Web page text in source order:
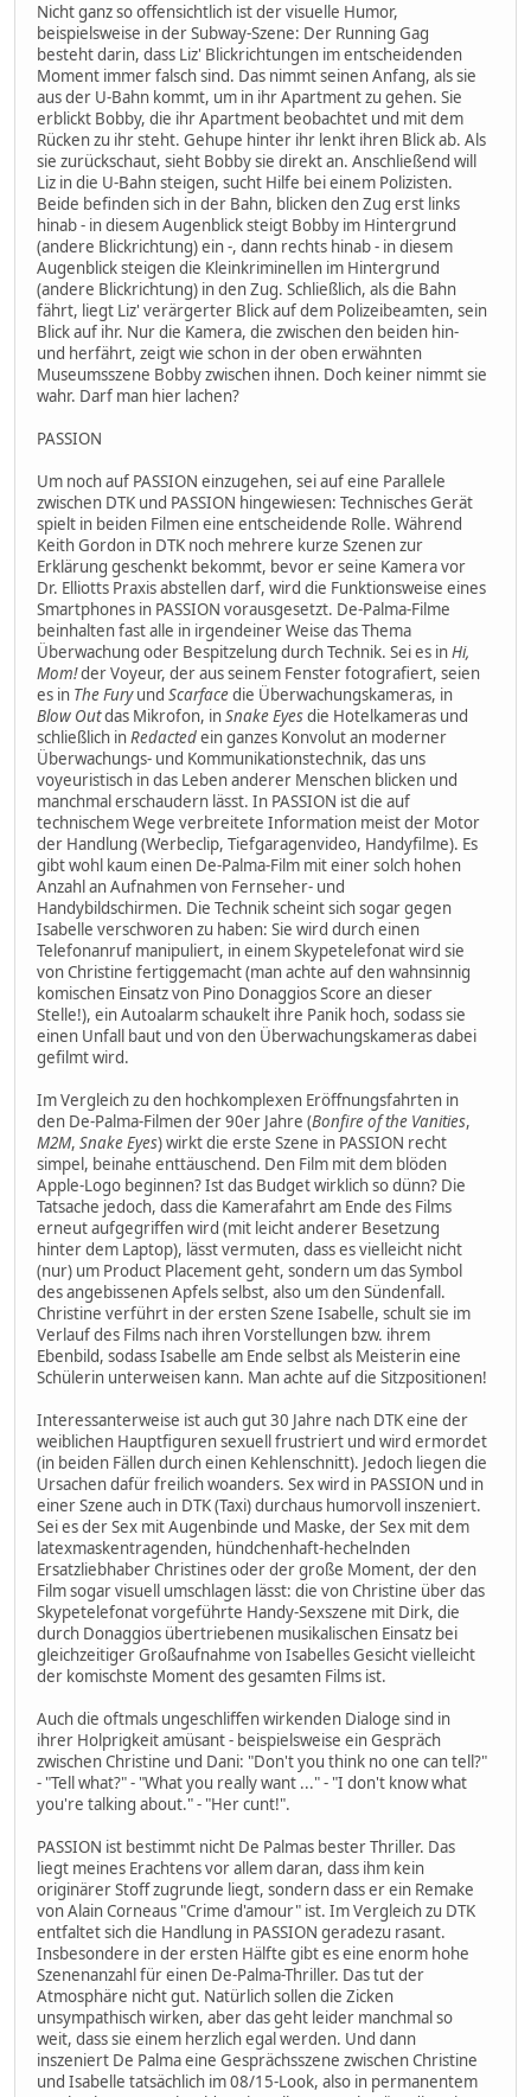
Nicht ganz so offensichtlich ist der visuelle Humor,
beispielsweise in der Subway-Szene: Der Running Gag
besteht darin, dass Liz' Blickrichtungen im entscheidenden
Moment immer falsch sind. Das nimmt seinen Anfang, als sie
aus der U-Bahn kommt, um in ihr Apartment zu gehen. Sie
erblickt Bobby, die ihr Apartment beobachtet und mit dem
Rücken zu ihr steht. Gehupe hinter ihr lenkt ihren Blick ab. Als
sie zurückschaut, sieht Bobby sie direkt an. Anschließend will
Liz in die U-Bahn steigen, sucht Hilfe bei einem Polizisten.
Beide befinden sich in der Bahn, blicken den Zug erst links
hinab - in diesem Augenblick steigt Bobby im Hintergrund
(andere Blickrichtung) ein -, dann rechts hinab - in diesem
Augenblick steigen die Kleinkriminellen im Hintergrund
(andere Blickrichtung) in den Zug. Schließlich, als die Bahn
fährt, liegt Liz' verärgerter Blick auf dem Polizeibeamten, sein
Blick auf ihr. Nur die Kamera, die zwischen den beiden hin-
und herfährt, zeigt wie schon in der oben erwähnten
Museumsszene Bobby zwischen ihnen. Doch keiner nimmt sie
wahr. Darf man hier lachen?
PASSION
Um noch auf PASSION einzugehen, sei auf eine Parallele
zwischen DTK und PASSION hingewiesen: Technisches Gerät
spielt in beiden Filmen eine entscheidende Rolle. Während
Keith Gordon in DTK noch mehrere kurze Szenen zur
Erklärung geschenkt bekommt, bevor er seine Kamera vor
Dr. Elliotts Praxis abstellen darf, wird die Funktionsweise eines
Smartphones in PASSION vorausgesetzt. De-Palma-Filme
beinhalten fast alle in irgendeiner Weise das Thema
Überwachung oder Bespitzelung durch Technik. Sei es inHi,
Mom!der Voyeur, der aus seinem Fenster fotografiert, seien
es in The Furyund Scarfacedie Überwachungskameras, in
Blow Outdas Mikrofon, inSnake Eyesdie Hotelkameras und
schließlich inRedactedein ganzes Konvolut an moderner
Überwachungs- und Kommunikationstechnik, das uns
voyeuristisch in das Leben anderer Menschen blicken und
manchmal erschaudern lässt. In PASSION ist die auf
technischem Wege verbreitete Information meist der Motor
der Handlung (Werbeclip, Tiefgaragenvideo, Handyfilme). Es
gibt wohl kaum einen De-Palma-Film mit einer solch hohen
Anzahl an Aufnahmen von Fernseher- und
Handybildschirmen. Die Technik scheint sich sogar gegen
Isabelle verschworen zu haben: Sie wird durch einen
Telefonanruf manipuliert, in einem Skypetelefonat wird sie
von Christine fertiggemacht (man achte auf den wahnsinnig
komischen Einsatz von Pino Donaggios Score an dieser
Stelle!), ein Autoalarm schaukelt ihre Panik hoch, sodass sie
einen Unfall baut und von den Überwachungskameras dabei
gefilmt wird.
Im Vergleich zu den hochkomplexen Eröffnungsfahrten in
den De-Palma-Filmen der 90er Jahre (Bonfire of the Vanities,
M2M, Snake Eyes) wirkt die erste Szene in PASSION recht
simpel, beinahe enttäuschend. Den Film mit dem blöden
Apple-Logo beginnen? Ist das Budget wirklich so dünn? Die
Tatsache jedoch, dass die Kamerafahrt am Ende des Films
erneut aufgegriffen wird (mit leicht anderer Besetzung
hinter dem Laptop), lässt vermuten, dass es vielleicht nicht
(nur) um Product Placement geht, sondern um das Symbol
des angebissenen Apfels selbst, also um den Sündenfall.
Christine verführt in der ersten Szene Isabelle, schult sie im
Verlauf des Films nach ihren Vorstellungen bzw. ihrem
Ebenbild, sodass Isabelle am Ende selbst als Meisterin eine
Schülerin unterweisen kann. Man achte auf die Sitzpositionen!
Interessanterweise ist auch gut 30 Jahre nach DTK eine der
weiblichen Hauptfiguren sexuell frustriert und wird ermordet
(in beiden Fällen durch einen Kehlenschnitt). Jedoch liegen die
Ursachen dafür freilich woanders. Sex wird in PASSION und in
einer Szene auch in DTK (Taxi) durchaus humorvoll inszeniert.
Sei es der Sex mit Augenbinde und Maske, der Sex mit dem
latexmaskentragenden, hündchenhaft-hechelnden
Ersatzliebhaber Christines oder der große Moment, der den
Film sogar visuell umschlagen lässt: die von Christine über das
Skypetelefonat vorgeführte Handy-Sexszene mit Dirk, die
durch Donaggios übertriebenen musikalischen Einsatz bei
gleichzeitiger Großaufnahme von Isabelles Gesicht vielleicht
der komischste Moment des gesamten Films ist.
Auch die oftmals ungeschliffen wirkenden Dialoge sind in
ihrer Holprigkeit amüsant - beispielsweise ein Gespräch
zwischen Christine und Dani: "Don't you think no one can tell?"
- "Tell what?" - "What you really want ..." - "I don't know what
you're talking about." - "Her cunt!".
PASSION ist bestimmt nicht De Palmas bester Thriller. Das
liegt meines Erachtens vor allem daran, dass ihm kein
originärer Stoff zugrunde liegt, sondern dass er ein Remake
von Alain Corneaus "Crime d'amour" ist. Im Vergleich zu DTK
entfaltet sich die Handlung in PASSION geradezu rasant.
Insbesondere in der ersten Hälfte gibt es eine enorm hohe
Szenenanzahl für einen De-Palma-Thriller. Das tut der
Atmosphäre nicht gut. Natürlich sollen die Zicken
unsympathisch wirken, aber das geht leider manchmal so
weit, dass sie einem herzlich egal werden. Und dann
inszeniert De Palma eine Gesprächsszene zwischen Christine
und Isabelle tatsächlich im 08/15-Look, also in permanentem